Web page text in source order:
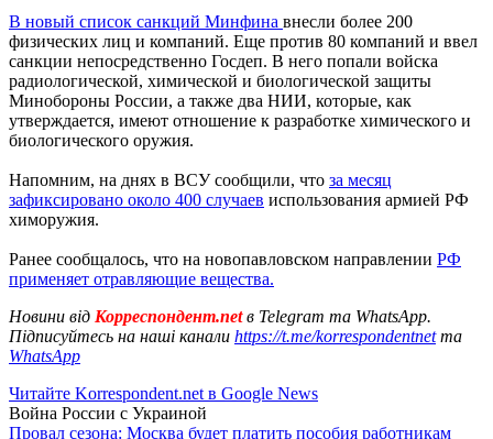
В новый список санкций Минфина внесли более 200
физических лиц и компаний. Еще против 80 компаний и ввел
санкции непосредственно Госдеп. В него попали войска
радиологической, химической и биологической защиты
Минобороны России, а также два НИИ, которые, как
утверждается, имеют отношение к разработке химического и
биологического оружия.
Напомним, на днях в ВСУ сообщили, что за месяц
зафиксировано около 400 случаев использования армией РФ
химоружия.
Ранее сообщалось, что на новопавловском направлении РФ
применяет отравляющие вещества.
Новини від Корреспондент.netв Telegram та WhatsApp.
Підписуйтесь на наші канали https://t.me/korrespondentnetта
WhatsApp
Читайте Korrespondent.net в Google News
Война России с Украиной
Провал сезона: Москва будет платить пособия работникам